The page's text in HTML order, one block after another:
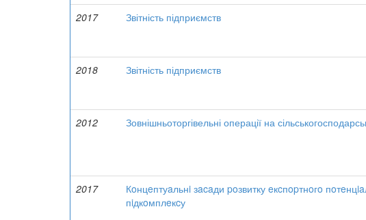
2017
Звітність підприємств
2018
Звітність підприємств
2012
Зовнішньоторгівельні операції на
2017
Кoнцeптуaльнi зacaди poзвитку eкcпopтнoгo
пiдкoмплeкcу